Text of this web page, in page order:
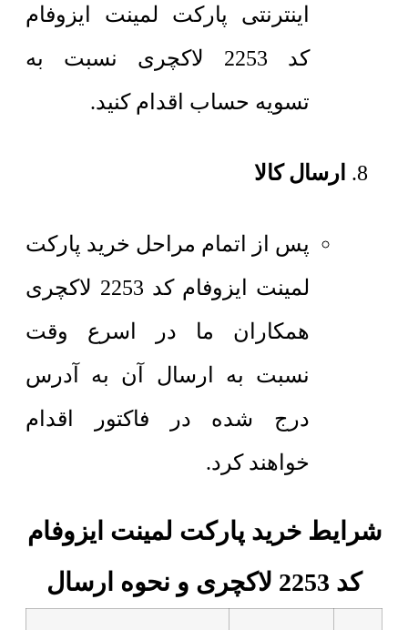
اینترنتی پارکت لمینت ایزوفام
کد 2253 لاکچری نسبت به
تسویه حساب اقدام کنید.
ارسال کالا
پس از اتمام مراحل خرید پارکت
لمینت ایزوفام کد 2253 لاکچری
همکاران ما در اسرع وقت
نسبت به ارسال آن به آدرس
درج شده در فاکتور اقدام
خواهند کرد.
شرایط خرید پارکت لمینت ایزوفام
کد 2253 لاکچری و نحوه ارسال